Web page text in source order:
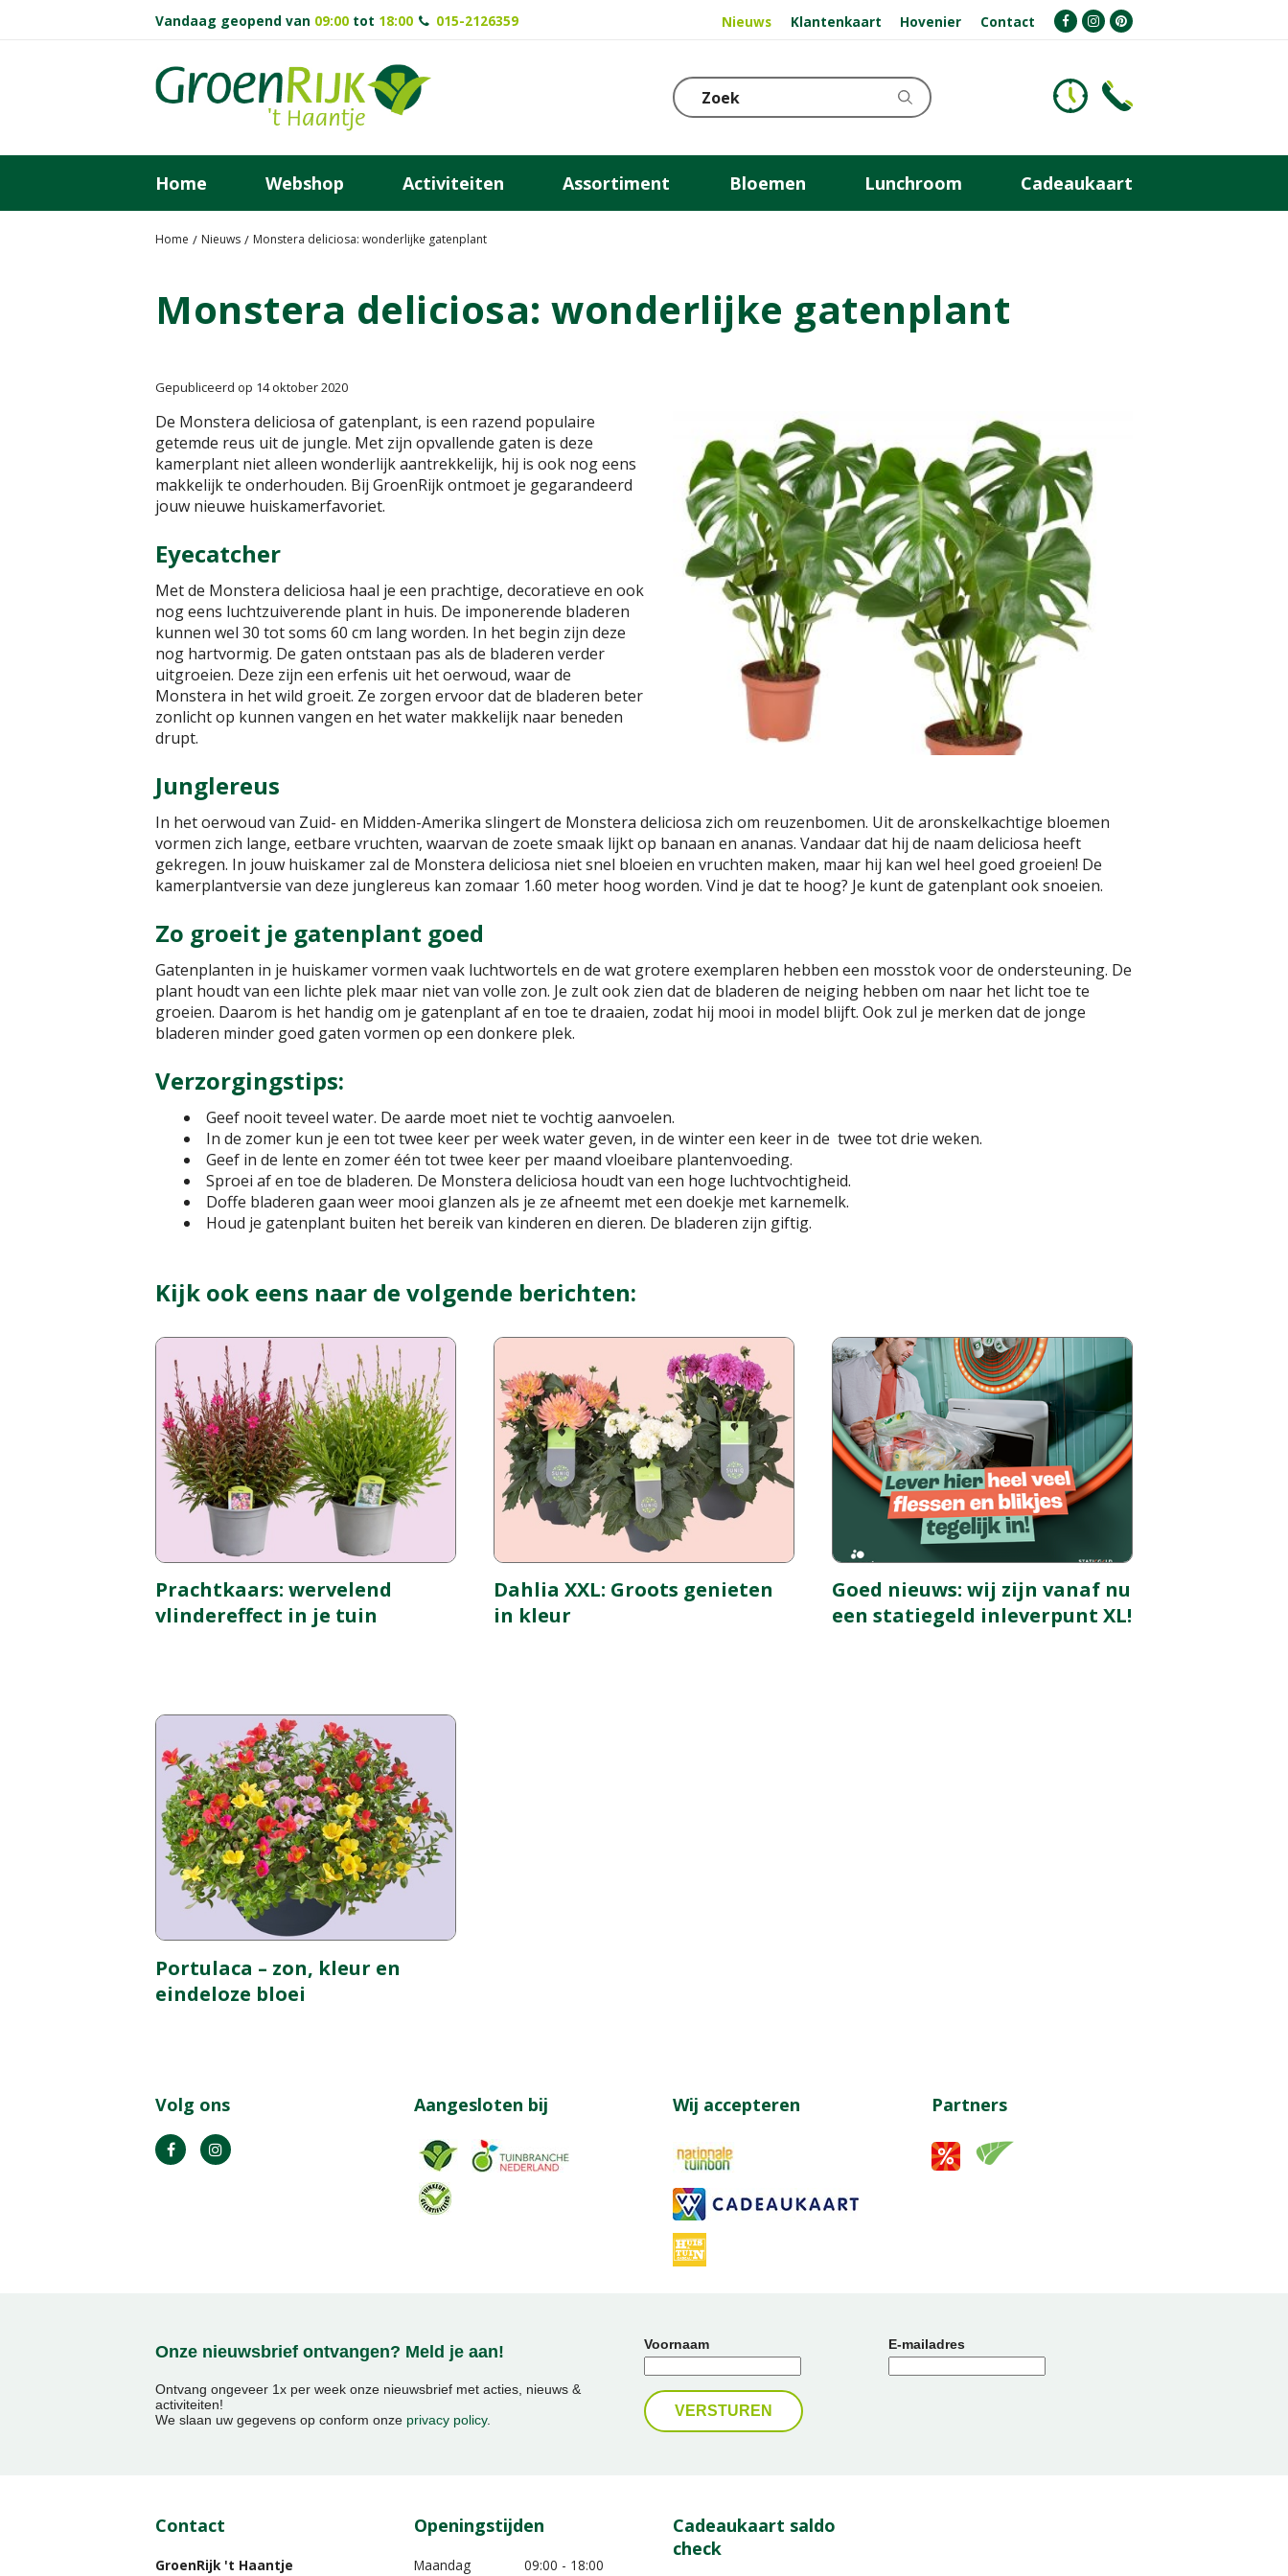
Home Nieuws Monstera deliciosa: wonderlijke gatenplant
Vandaag geopend van 09:00 tot 18:00 015-2126359 Nieuws Klantenkaart Hovenier Contact
Home Webshop Activiteiten Assortiment Bloemen Lunchroom Cadeaukaart
Monstera deliciosa: wonderlijke gatenplant
Gepubliceerd op 14 oktober 2020
De Monstera deliciosa of gatenplant, is een razend populaire
getemde reus uit de jungle. Met zijn opvallende gaten is deze
kamerplant niet alleen wonderlijk aantrekkelijk, hij is ook nog eens
makkelijk te onderhouden. Bij GroenRijk ontmoet je gegarandeerd
jouw nieuwe huiskamerfavoriet.
Eyecatcher
Met de Monstera deliciosa haal je een prachtige, decoratieve en ook
nog eens luchtzuiverende plant in huis. De imponerende bladeren
kunnen wel 30 tot soms 60 cm lang worden. In het begin zijn deze
nog hartvormig. De gaten ontstaan pas als de bladeren verder
uitgroeien. Deze zijn een erfenis uit het oerwoud, waar de
Monstera in het wild groeit. Ze zorgen ervoor dat de bladeren beter
zonlicht op kunnen vangen en het water makkelijk naar beneden
drupt.
Junglereus
In het oerwoud van Zuid- en Midden-Amerika slingert de Monstera deliciosa zich om reuzenbomen. Uit de aronskelkachtige bloemen
vormen zich lange, eetbare vruchten, waarvan de zoete smaak lijkt op banaan en ananas. Vandaar dat hij de naam deliciosa heeft
gekregen. In jouw huiskamer zal de Monstera deliciosa niet snel bloeien en vruchten maken, maar hij kan wel heel goed groeien! De
kamerplantversie van deze junglereus kan zomaar 1.60 meter hoog worden. Vind je dat te hoog? Je kunt de gatenplant ook snoeien.
Zo groeit je gatenplant goed
Gatenplanten in je huiskamer vormen vaak luchtwortels en de wat grotere exemplaren hebben een mosstok voor de ondersteuning. De
plant houdt van een lichte plek maar niet van volle zon. Je zult ook zien dat de bladeren de neiging hebben om naar het licht toe te
groeien. Daarom is het handig om je gatenplant af en toe te draaien, zodat hij mooi in model blijft. Ook zul je merken dat de jonge
bladeren minder goed gaten vormen op een donkere plek.
Verzorgingstips:
Geef nooit teveel water. De aarde moet niet te vochtig aanvoelen.
In de zomer kun je een tot twee keer per week water geven, in de winter een keer in de twee tot drie weken.
Geef in de lente en zomer één tot twee keer per maand vloeibare plantenvoeding.
Sproei af en toe de bladeren. De Monstera deliciosa houdt van een hoge luchtvochtigheid.
Doffe bladeren gaan weer mooi glanzen als je ze afneemt met een doekje met karnemelk.
Houd je gatenplant buiten het bereik van kinderen en dieren. De bladeren zijn giftig.
Kijk ook eens naar de volgende berichten:
Prachtkaars: wervelend
vlindereffect in je tuin
Dahlia XXL: Groots genieten
in kleur
Goed nieuws: wij zijn vanaf nu
een statiegeld inleverpunt XL!
Portulaca – zon, kleur en
eindeloze bloei
Volg ons Aangesloten bij Wij accepteren Partners
Onze nieuwsbrief ontvangen? Meld je aan!
Ontvang ongeveer 1x per week onze nieuwsbrief met acties, nieuws &
activiteiten!
We slaan uw gegevens op conform onze privacy policy.
Voornaam E-mailadres
Contact
GroenRijk 't Haantje
Openingstijden
Maandag 09:00 - 18:00
Cadeaukaart saldo
check